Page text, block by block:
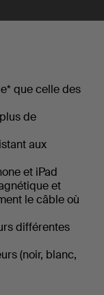
que celle des
de
aux
et iPad
et
le câble où
différentes
(noir, blanc,